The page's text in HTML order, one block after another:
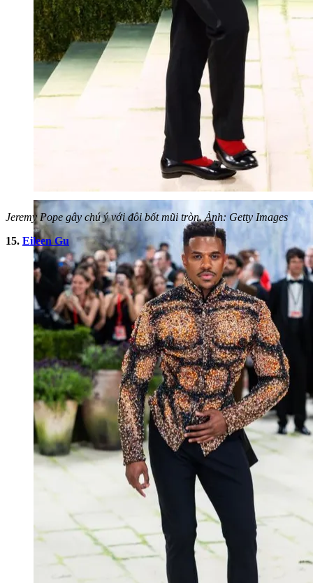
Jeremy Pope gây chú ý với đôi bốt mũi tròn. Ảnh: Getty Images
15. Eileen Gu